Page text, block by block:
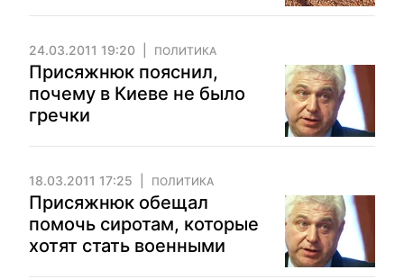
24.03.2011 19:20 ПОЛИТИКА
Присяжнюк пояснил,
почему в Киеве не было
гречки
18.03.2011 17:25 ПОЛИТИКА
Присяжнюк обещал
помочь сиротам, которые
хотят стать военными